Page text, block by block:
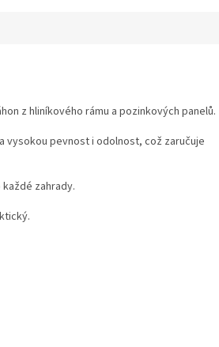
z hliníkového rámu a pozinkových panelů.
pevnost i odolnost, což zaručuje
zahrady.